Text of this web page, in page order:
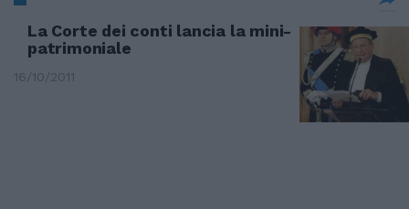
La Corte dei conti lancia la mini-
patrimoniale
16/10/2011